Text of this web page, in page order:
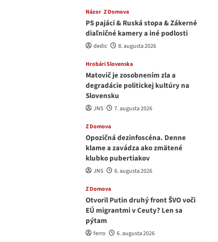
Názor Z Domova
PS pajáci & Ruská stopa & Zákerné
diaľničné kamery a iné podlosti
dedic 8. augusta 2026
Hrobári Slovenska
Matovič je zosobnením zla a
degradácie politickej kultúry na
Slovensku
JNS 7. augusta 2026
Z Domova
Opozičná dezinfoscéna. Denne
klame a zavádza ako zmätené
klubko pubertiakov
JNS 6. augusta 2026
Z Domova
Otvoril Putin druhý front ŠVO voči
EÚ migrantmi v Ceuty? Len sa
pýtam
ferro 6. augusta 2026